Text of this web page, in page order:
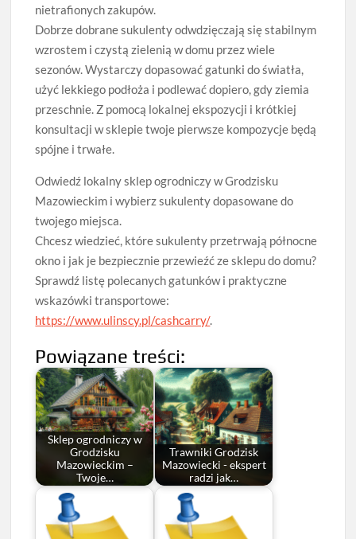
nietrafionych zakupów.
Dobrze dobrane sukulenty odwdzięczają się stabilnym
wzrostem i czystą zielenią w domu przez wiele
sezonów. Wystarczy dopasować gatunki do światła,
użyć lekkiego podłoża i podlewać dopiero, gdy ziemia
przeschnie. Z pomocą lokalnej ekspozycji i krótkiej
konsultacji w sklepie twoje pierwsze kompozycje będą
spójne i trwałe.
Odwiedź lokalny sklep ogrodniczy w Grodzisku
Mazowieckim i wybierz sukulenty dopasowane do
twojego miejsca.
Chcesz wiedzieć, które sukulenty przetrwają północne
okno i jak je bezpiecznie przewieźć ze sklepu do domu?
Sprawdź listę polecanych gatunków i praktyczne
wskazówki transportowe:
https://www.ulinscy.pl/cashcarry/.
Powiązane treści:
Sklep ogrodniczy w
Grodzisku
Mazowieckim –
Twoje…
Trawniki Grodzisk
Mazowiecki - ekspert
radzi jak…